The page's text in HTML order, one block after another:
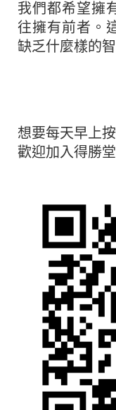
我們都希望擁
往擁有前者。
缺乏什麼樣的
想要每天早上
歡迎加入得勝